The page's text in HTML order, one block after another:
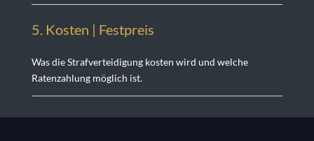
5. Kosten | Festpreis
Was die Strafverteidigung kosten wird und welche
Ratenzahlung möglich ist.